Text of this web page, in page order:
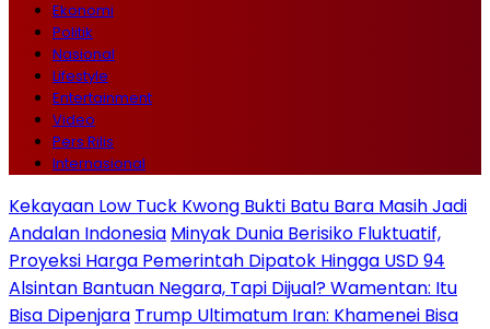
Ekonomi
Politik
Nasional
Lifestyle
Entertainment
Video
Pers Rilis
Internasional
Kekayaan Low Tuck Kwong Bukti Batu Bara Masih Jadi
Andalan Indonesia Minyak Dunia Berisiko Fluktuatif,
Proyeksi Harga Pemerintah Dipatok Hingga USD 94
Alsintan Bantuan Negara, Tapi Dijual? Wamentan: Itu
Bisa Dipenjara Trump Ultimatum Iran: Khamenei Bisa